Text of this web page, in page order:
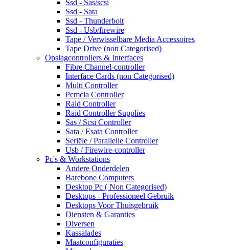
Ssd - Sas/scsi
Ssd - Sata
Ssd - Thunderbolt
Ssd - Usb/firewire
Tape / Verwisselbare Media Accessoires
Tape Drive (non Categorised)
Opslagcontrollers & Interfaces
Fibre Channel-controller
Interface Cards (non Categorised)
Multi Controller
Pcmcia Controller
Raid Controller
Raid Controller Supplies
Sas / Scsi Controller
Sata / Esata Controller
Seriële / Parallelle Controller
Usb / Firewire-controller
Pc's & Workstations
Andere Onderdelen
Barebone Computers
Desktop Pc ( Non Categorised)
Desktops - Professioneel Gebruik
Desktops Voor Thuisgebruik
Diensten & Garanties
Diversen
Kassalades
Maatconfiguraties